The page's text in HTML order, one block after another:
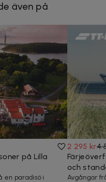
även på
på Lilla
en paradisö i
2 295 kr4
och
Avgångar